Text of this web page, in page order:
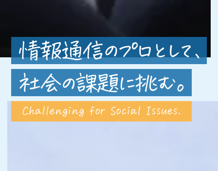
情報通信のプロとして、社会